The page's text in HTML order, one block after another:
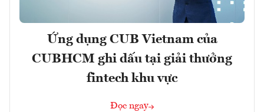
Ứng dụng CUB Vietnam của
CUBHCM ghi dấu tại giải thưởng
fintech khu vực
Đọc ngay